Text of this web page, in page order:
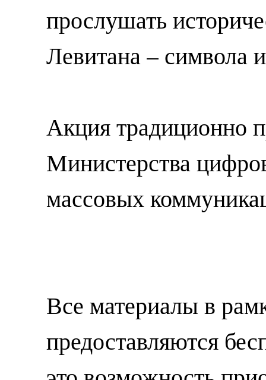
прослушать
Левитана – символа
Акция традиционно
Министерства
массовых
Все материалы в
предоставляются